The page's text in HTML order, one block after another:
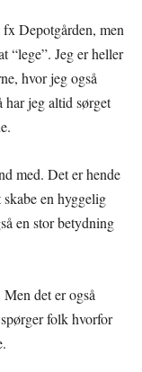
fx Depotgården, men
“lege”. Jeg er heller
hvor jeg også
har jeg altid sørget
med. Det er hende
en hyggelig
en stor betydning
det er også
folk hvorfor